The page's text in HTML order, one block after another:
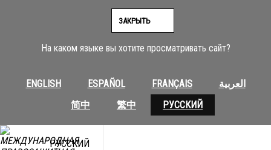
На каком языке вы хотите просматривать сайт?
ENGLISH ESPAÑOL FRANÇAIS
العربية
简中
繁中 РУССКИЙ
ЗАКРЫТЬ
РУССКИЙ